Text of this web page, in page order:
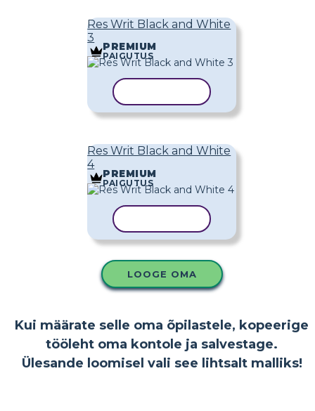
Res Writ Black and White
3
PREMIUM
PAIGUTUS
Res Writ Black and White
4
PREMIUM
PAIGUTUS
LOOGE OMA
Kui määrate selle oma õpilastele, kopeerige
tööleht oma kontole ja salvestage.
Ülesande loomisel vali see lihtsalt malliks!